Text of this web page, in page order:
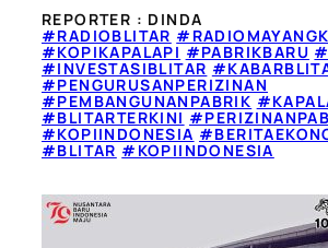
REPORTER : DINDA
#RADIOBLITAR
#KOPIKAPALAPI #PABRIKBARU
#INVESTASIBLITAR
#PENGURUSANPERIZINAN
#PEMBANGUNANPABRIK
#BLITARTERKINI
#KOPIINDONESIA
#BLITAR #KOPIINDONESIA